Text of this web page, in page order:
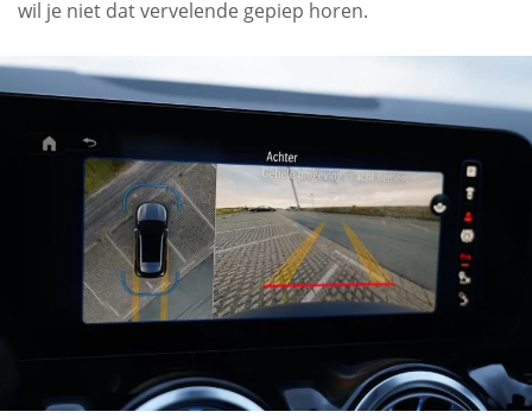
wil je niet dat vervelende gepiep horen.